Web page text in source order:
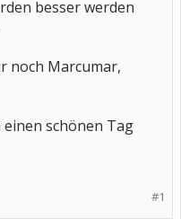
besser werden
noch Marcumar,
einen schönen Tag
#1